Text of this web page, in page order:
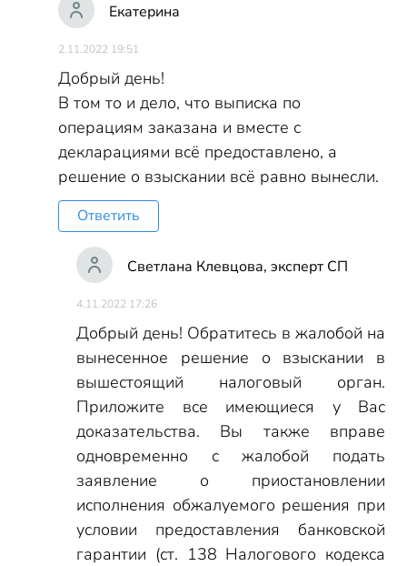
Екатерина
2.11.2022 19:51
Добрый день!
В том то и дело, что выписка по
операциям заказана и вместе с
декларациями всё предоставлено, а
решение о взыскании всё равно вынесли.
Ответить
Светлана Клевцова, эксперт СП
4.11.2022 17:26
Добрый день! Обратитесь в жалобой на
вынесенное решение о взыскании в
вышестоящий налоговый орган.
Приложите все имеющиеся у Вас
доказательства. Вы также вправе
одновременно с жалобой подать
заявление о приостановлении
исполнения обжалуемого решения при
условии предоставления банковской
гарантии (ст. 138 Налогового кодекса